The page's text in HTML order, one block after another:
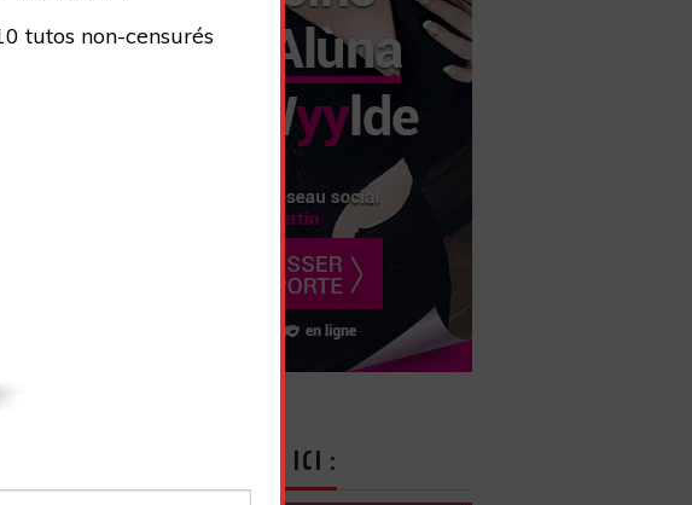
lit,
INSCRIVEZ-VOUS ICI :
tutos non-censurés